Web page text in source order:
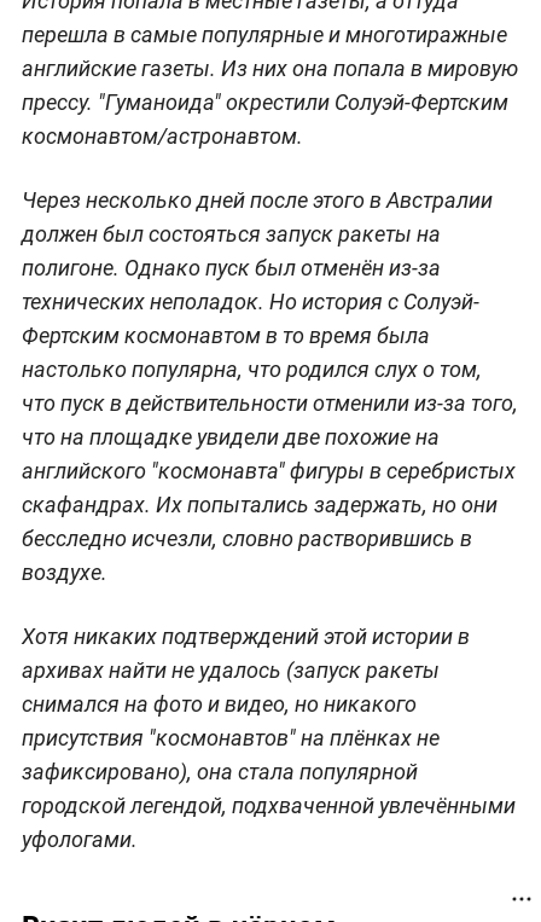
перешла в самые популярные и многотиражные
английские газеты. Из них она попала в мировую
прессу. "Гуманоида" окрестили Солуэй-Фертским
космонавтом/астронавтом.
Через несколько дней после этого в Австралии
должен был состояться запуск ракеты на
полигоне. Однако пуск был отменён из-за
технических неполадок. Но история с Солуэй-
Фертским космонавтом в то время была
настолько популярна, что родился слух о том,
что пуск в действительности отменили из-за того,
что на площадке увидели две похожие на
английского "космонавта" фигуры в серебристых
скафандрах. Их попытались задержать, но они
бесследно исчезли, словно растворившись в
воздухе.
Хотя никаких подтверждений этой истории в
архивах найти не удалось (запуск ракеты
снимался на фото и видео, но никакого
присутствия "космонавтов" на плёнках не
зафиксировано), она стала популярной
городской легендой, подхваченной увлечёнными
уфологами.